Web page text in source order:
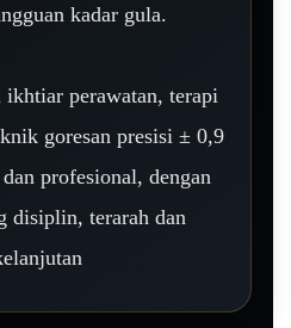
kadar gula.
ikhtiar perawatan, terapi
goresan presisi ± 0,9
profesional, dengan
disiplin, terarah dan